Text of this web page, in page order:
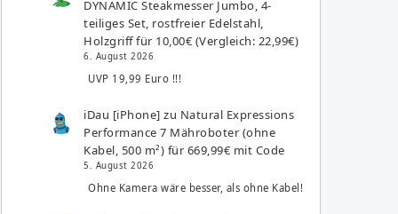
DYNAMIC Steakmesser Jumbo, 4-
teiliges Set, rostfreier Edelstahl,
Holzgriff für 10,00€ (Vergleich: 22,99€)
6. August 2026
UVP 19,99 Euro !!!
iDau [iPhone] zu Natural Expressions
Performance 7 Mähroboter (ohne
Kabel, 500 m²) für 669,99€ mit Code
5. August 2026
Ohne Kamera wäre besser, als ohne Kabel!